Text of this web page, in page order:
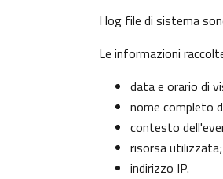
I log file di sistema
Le informazioni
data e orario di
nome completo
contesto
risorsa utilizzata;
indirizzo IP.